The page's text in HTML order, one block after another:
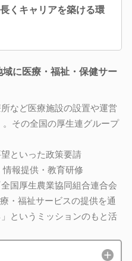
くキャリアを築ける環
に医療・福祉・保健サー
など医療施設の設置や運営
その全国の厚生連グループ
といった政策要請
報提供・教育研修
国厚生農業協同組合連合会
・福祉サービスの提供を通
というミッションのもと活